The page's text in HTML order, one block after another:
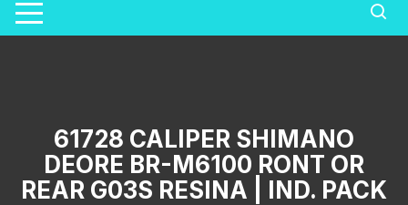
61728 CALIPER SHIMANO
DEORE BR-M6100 RONT OR
REAR G03S RESINA | IND. PACK